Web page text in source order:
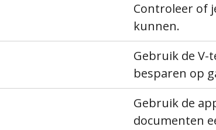
Controleer of
kunnen.
Gebruik de V-
besparen op
Gebruik de
documenten